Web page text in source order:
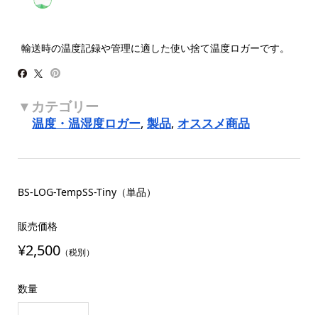
輸送時の温度記録や管理に適した使い捨て温度ロガーです。
温度・温湿度ロガー, 製品, オススメ商品
BS-LOG-TempSS-Tiny（単品）
販売価格
¥2,500（税別）
数量